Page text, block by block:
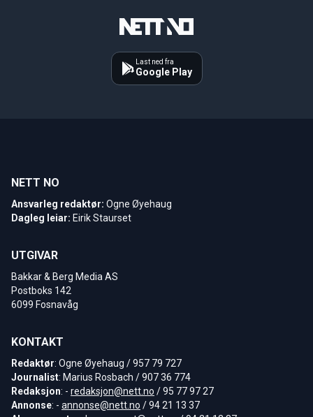
Last ned fra
Google Play
NETT NO
Ansvarleg redaktør: Ogne Øyehaug
Dagleg leiar: Eirik Staurset
UTGIVAR
Bakkar & Berg Media AS
Postboks 142
6099 Fosnavåg
KONTAKT
Redaktør: Ogne Øyehaug / 957 79 727
Journalist: Marius Rosbach / 907 36 774
Redaksjon: - redaksjon@nett.no / 95 77 97 27
Annonse: - annonse@nett.no / 94 21 13 37